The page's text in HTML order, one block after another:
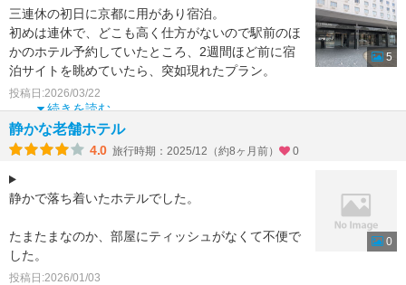
三連休の初日に京都に用があり宿泊。
初めは連休で、どこも高く仕方がないので駅前のほ
かのホテル予約していたところ、2週間ほど前に宿
泊サイトを眺めていたら、突如現れたプラン。
前回のホテルと値段はあま
続きを読む
投稿日:2026/03/22
5
静かな老舗ホテル
4.0 旅行時期：2025/12（約8ヶ月前） 0
静かで落ち着いたホテルでした。
たまたまなのか、部屋にティッシュがなくて不便で
した。
投稿日:2026/01/03
0